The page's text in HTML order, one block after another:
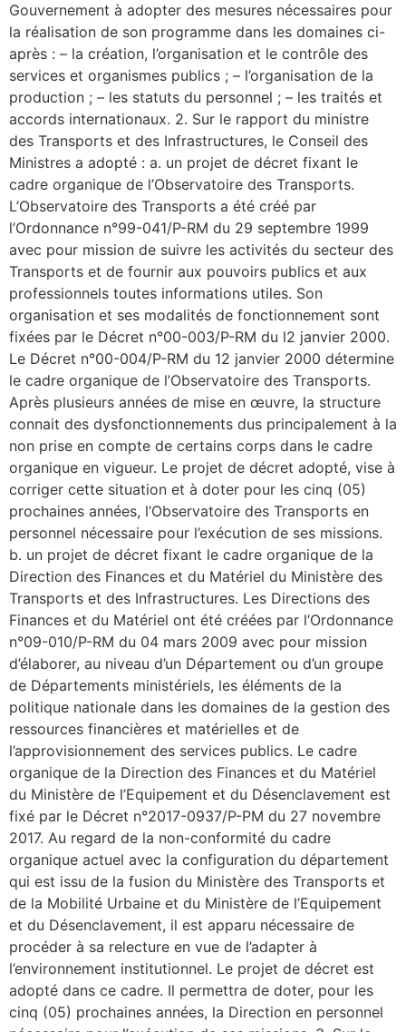
Gouvernement à adopter des mesures nécessaires pour
la réalisation de son programme dans les domaines ci-
après : – la création, l’organisation et le contrôle des
services et organismes publics ; – l’organisation de la
production ; – les statuts du personnel ; – les traités et
accords internationaux. 2. Sur le rapport du ministre
des Transports et des Infrastructures, le Conseil des
Ministres a adopté : a. un projet de décret fixant le
cadre organique de l’Observatoire des Transports.
L’Observatoire des Transports a été créé par
l’Ordonnance n°99-041/P-RM du 29 septembre 1999
avec pour mission de suivre les activités du secteur des
Transports et de fournir aux pouvoirs publics et aux
professionnels toutes informations utiles. Son
organisation et ses modalités de fonctionnement sont
fixées par le Décret n°00-003/P-RM du l2 janvier 2000.
Le Décret n°00-004/P-RM du 12 janvier 2000 détermine
le cadre organique de l’Observatoire des Transports.
Après plusieurs années de mise en œuvre, la structure
connait des dysfonctionnements dus principalement à la
non prise en compte de certains corps dans le cadre
organique en vigueur. Le projet de décret adopté, vise à
corriger cette situation et à doter pour les cinq (05)
prochaines années, l’Observatoire des Transports en
personnel nécessaire pour l’exécution de ses missions.
b. un projet de décret fixant le cadre organique de la
Direction des Finances et du Matériel du Ministère des
Transports et des Infrastructures. Les Directions des
Finances et du Matériel ont été créées par l’Ordonnance
n°09-010/P-RM du 04 mars 2009 avec pour mission
d’élaborer, au niveau d’un Département ou d’un groupe
de Départements ministériels, les éléments de la
politique nationale dans les domaines de la gestion des
ressources financières et matérielles et de
l’approvisionnement des services publics. Le cadre
organique de la Direction des Finances et du Matériel
du Ministère de l’Equipement et du Désenclavement est
fixé par le Décret n°2017-0937/P-PM du 27 novembre
2017. Au regard de la non-conformité du cadre
organique actuel avec la configuration du département
qui est issu de la fusion du Ministère des Transports et
de la Mobilité Urbaine et du Ministère de l’Equipement
et du Désenclavement, il est apparu nécessaire de
procéder à sa relecture en vue de l’adapter à
l’environnement institutionnel. Le projet de décret est
adopté dans ce cadre. Il permettra de doter, pour les
cinq (05) prochaines années, la Direction en personnel